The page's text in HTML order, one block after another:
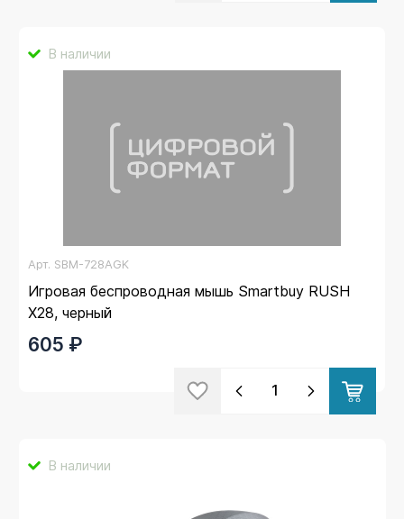
В наличии
Арт. SBM-728AGK
Игровая беспроводная мышь Smartbuy RUSH
X28, черный
605 ₽
В наличии